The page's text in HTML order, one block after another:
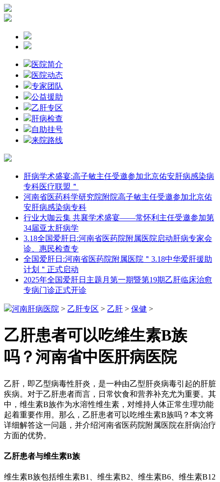
医院简介
医院动态
专家团队
公益援助
乙肝专区
肝病检查
自助挂号
来院路线
肝病学术盛宴:高子敏主任受邀参加北京佑安肝病感染病
专科医疗联盟＂
河南省医药科学研究院附院高子敏主任受邀参加北京佑
安肝病感染病专科
行业大咖云集 共襄学术盛宴——常怀利主任受邀参加第
34届亚太肝病学
3.18全国爱肝日:河南省医药院附属医院启动肝病专家会
诊、惠民检查专
全国爱肝日:河南省医药院附属医院＂3.18中华爱肝援助
计划＂正式启动
2025年全国爱肝日主题月第一期暨第19期乙肝临床治愈
专病门诊正式开诊
河南肝病医院 > 乙肝专区 > 乙肝 > 保健 >
乙肝患者可以吃维生素B族
吗？河南省中医肝病医院
乙肝，即乙型病毒性肝炎，是一种由乙型肝炎病毒引起的肝脏
疾病。对于乙肝患者而言，日常饮食和营养补充尤为重要。其
中，维生素B族作为水溶性维生素，对维持人体正常生理功能
起着重要作用。那么，乙肝患者可以吃维生素B族吗？本文将
详细解答这一问题，并介绍河南省医药院附属医院在肝病治疗
方面的优势。
乙肝患者与维生素B族
维生素B族包括维生素B1、维生素B2、维生素B6、维生素B12